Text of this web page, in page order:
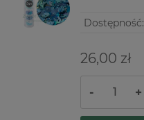
Dostępność:
26,00 zł
- +